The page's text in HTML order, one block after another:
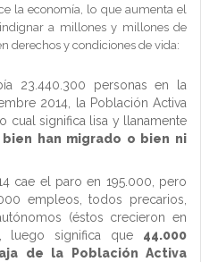
la economía, lo que aumenta el
a millones y millones de
derechos y condiciones de vida:
23.440.300 personas en la
2014, la Población Activa
cual significa lisa y llanamente
bien han migrado o bien ni
cae el paro en 195.000, pero
empleos, todos precarios,
(éstos crecieron en
luego significa que 44.000
de la Población Activa